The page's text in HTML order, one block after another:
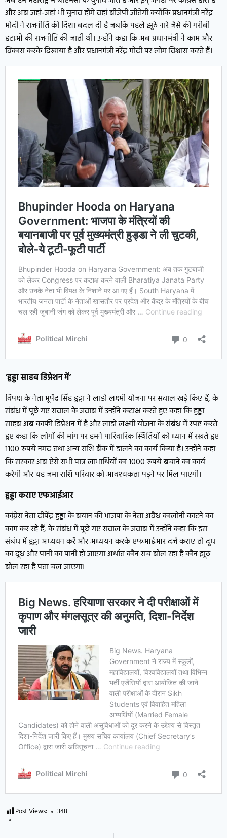
और अब जहां-जहां भी चुनाव होंगे वहां बीजेपी जीतेगी क्योंकि प्रधानमंत्री नरेंद्र
मोदी ने राजनीति की दिशा बदल दी है जबकि पहले झूठे नारे जैसे की गरीबी
हटाओ की राजनीति की जाती थी। उन्होंने कहा कि अब प्रधानमंत्री ने काम और
विकास करके दिखाया है और प्रधानमंत्री नरेंद्र मोदी पर लोग विश्वास करते हैं।
‘हुड्डा साहब डिप्रेशन में’
विपक्ष के नेता भूपेंद्र सिंह हुड्डा ने लाडो लक्ष्मी योजना पर सवाल खड़े किए हैं, के
संबंध में पूछे गए सवाल के जवाब में उन्होंने कटाक्ष करते हुए कहा कि हुड्डा
साहब अब काफी डिप्रेशन में है और लाडो लक्ष्मी योजना के संबंध में स्पष्ट करते
हुए कहा कि लोगों की मांग पर हमने पारिवारिक स्थितियों को ध्यान में रखते हुए
1100 रूपये नगद तथा अन्य राशि बैंक में डालने का कार्य किया है। उन्होंने कहा
कि सरकार अब ऐसे सभी पात्र लाभार्थियों का 1000 रूपये बचाने का कार्य
करेगी और यह जमा राशि परिवार को आवश्यकता पड़ने पर मिल पाएगी।
हुड्डा कराए एफआईआर
कांग्रेस नेता दीपेंद्र हुड्डा के बयान की भाजपा के नेता अवैध कालोनी काटने का
काम कर रहे हैं, के संबंध में पूछे गए सवाल के जवाब में उन्होंने कहा कि इस
संबंध में हुड्डा अध्ययन करें और अध्ययन करके एफआईआर दर्ज कराए तो दूध
का दूध और पानी का पानी हो जाएगा अर्थात कौन सच बोल रहा है कौन झूठ
बोल रहा है पता चल जाएगा।
Post Views: 348